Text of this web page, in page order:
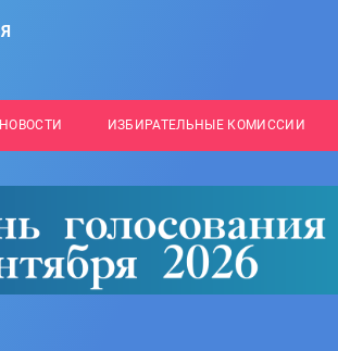
НОВОСТИ ИЗБИРАТЕЛЬНЫЕ КОМИССИИ